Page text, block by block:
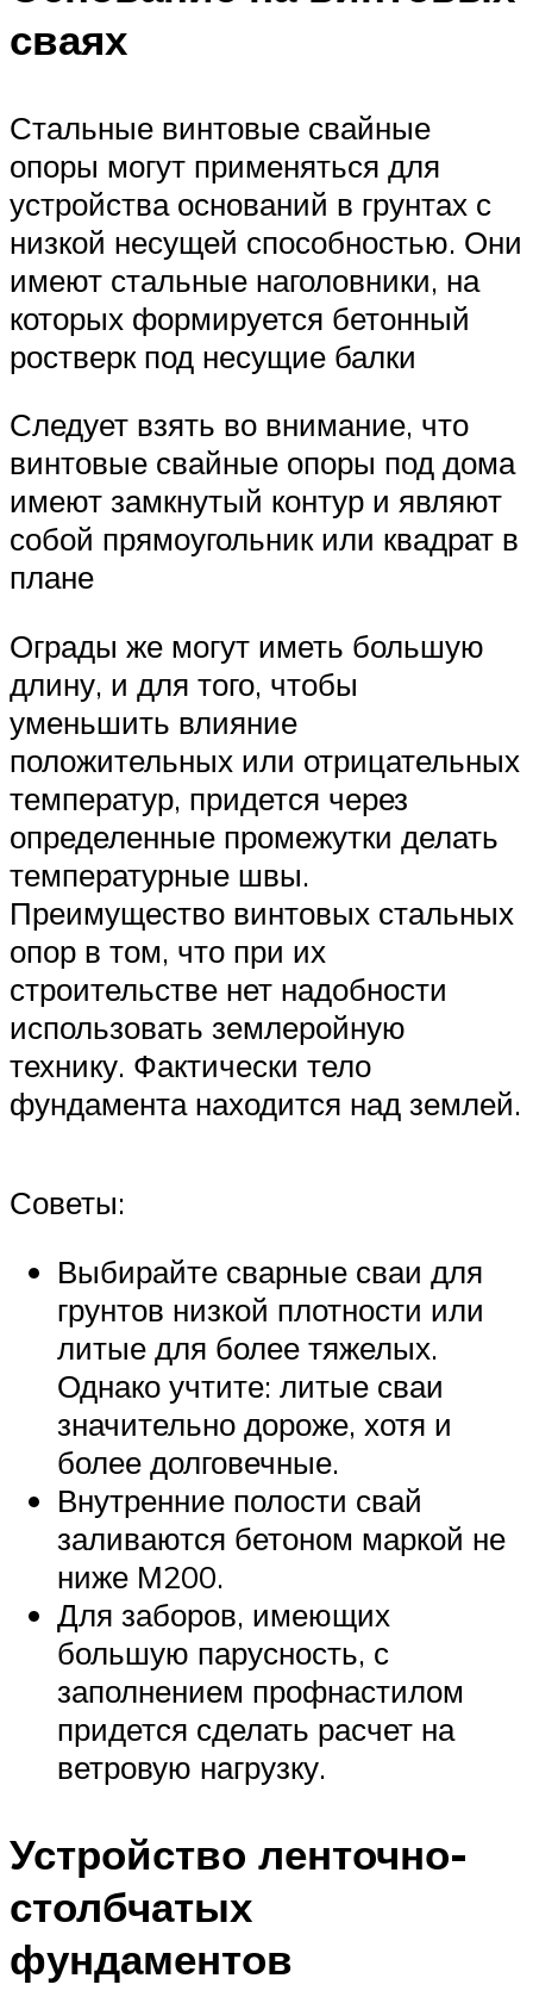
сваях
Стальные винтовые свайные
опоры могут применяться для
устройства оснований в грунтах с
низкой несущей способностью. Они
имеют стальные наголовники, на
которых формируется бетонный
ростверк под несущие балки
Следует взять во внимание, что
винтовые свайные опоры под дома
имеют замкнутый контур и являют
собой прямоугольник или квадрат в
плане
Ограды же могут иметь большую
длину, и для того, чтобы
уменьшить влияние
положительных или отрицательных
температур, придется через
определенные промежутки делать
температурные швы.
Преимущество винтовых стальных
опор в том, что при их
строительстве нет надобности
использовать землеройную
технику. Фактически тело
фундамента находится над землей.
Советы:
Выбирайте сварные сваи для
грунтов низкой плотности или
литые для более тяжелых.
Однако учтите: литые сваи
значительно дороже, хотя и
более долговечные.
Внутренние полости свай
заливаются бетоном маркой не
ниже М200.
Для заборов, имеющих
большую парусность, с
заполнением профнастилом
придется сделать расчет на
ветровую нагрузку.
Устройство ленточно-
столбчатых
фундаментов